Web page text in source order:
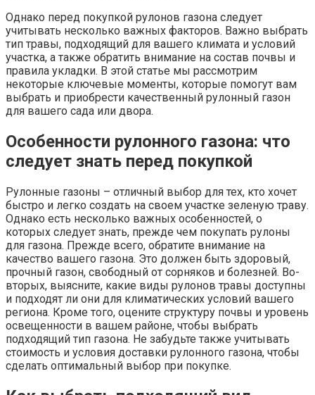
Однако перед покупкой рулонов газона следует
учитывать несколько важных факторов. Важно выбрать
тип травы, подходящий для вашего климата и условий
участка, а также обратить внимание на состав почвы и
правила укладки. В этой статье мы рассмотрим
некоторые ключевые моменты, которые помогут вам
выбрать и приобрести качественный рулонный газон
для вашего сада или двора.
Особенности рулонного газона: что
следует знать перед покупкой
Рулонные газоны – отличный выбор для тех, кто хочет
быстро и легко создать на своем участке зеленую траву.
Однако есть несколько важных особенностей, о
которых следует знать, прежде чем покупать рулоны
для газона. Прежде всего, обратите внимание на
качество вашего газона. Это должен быть здоровый,
прочный газон, свободный от сорняков и болезней. Во-
вторых, выясните, какие виды рулонов травы доступны
и подходят ли они для климатических условий вашего
региона. Кроме того, оцените структуру почвы и уровень
освещенности в вашем районе, чтобы выбрать
подходящий тип газона. Не забудьте также учитывать
стоимость и условия доставки рулонного газона, чтобы
сделать оптимальный выбор при покупке.